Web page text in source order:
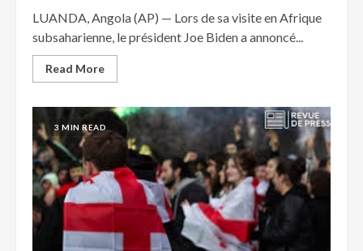
LUANDA, Angola (AP) — Lors de sa visite en Afrique
subsaharienne, le président Joe Biden a annoncé...
Read More
3 MIN READ